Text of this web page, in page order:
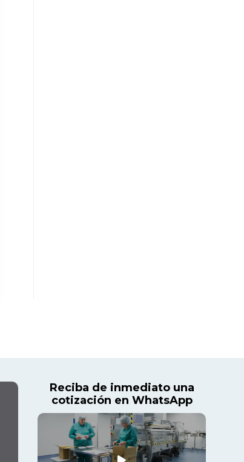
Reciba de inmediato una
cotización en WhatsApp